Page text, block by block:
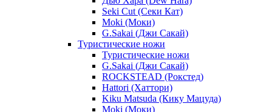
Seki Cut (Секи Кат)
Moki (Моки)
G.Sakai (Джи Сакай)
Туристические ножи
Туристические ножи
G.Sakai (Джи Сакай)
ROCKSTEAD (Рокстед)
Hattori (Хаттори)
Kiku Matsuda (Кику Мацуда)
Moki (Моки)